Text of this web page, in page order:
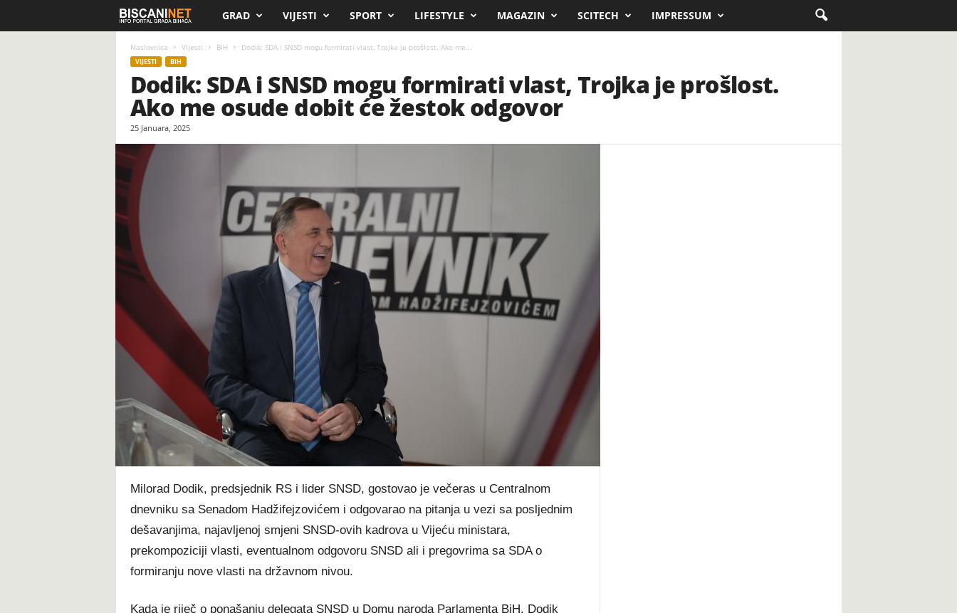
i
s
c
t
GRAD VIJESTI SPORT LIFESTYLE MAGAZIN SCITECH IMPRESSUM
Naslovnica Vijesti BiH Dodik: SDA i SNSD mogu formirati vlast, Trojka je prošlost. Ako me...
VIJESTI BIH
Dodik: SDA i SNSD mogu formirati vlast, Trojka je prošlost.
Ako me osude dobit će žestok odgovor
25 Januara, 2025
Milorad Dodik, predsjednik RS i lider SNSD, gostovao je večeras u Centralnom
dnevniku sa Senadom Hadžifejzovićem i odgovarao na pitanja u vezi sa posljednim
dešavanjima, najavljenoj smjeni SNSD-ovih kadrova u Vijeću ministara,
prekompoziciji vlasti, eventualnom odgovoru SNSD ali i pregovrima sa SDA o
formiranju nove vlasti na državnom nivou.
Kada je riječ o ponašanju delegata SNSD u Domu naroda Parlamenta BiH, Dodik